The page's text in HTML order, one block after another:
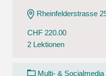
Rheinfelderstrasse
CHF 220.00
2 Lektionen
Multi- & Socialmedia